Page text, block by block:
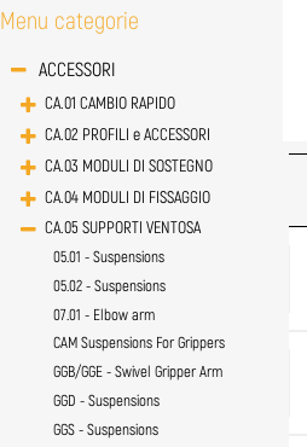
Menu categorie
ACCESSORI
CA.01 CAMBIO RAPIDO
CA.02 PROFILI e ACCESSORI
CA.03 MODULI DI SOSTEGNO
CA.04 MODULI DI FISSAGGIO
CA.05 SUPPORTI VENTOSA
05.01 - Suspensions
05.02 - Suspensions
07.01 - Elbow arm
CAM Suspensions For Grippers
GGB/GGE - Swivel Gripper Arm
GGD - Suspensions
GGS - Suspensions